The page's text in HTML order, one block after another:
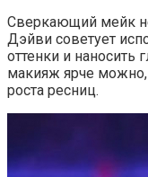
Сверкающий мейк
Дэйви советует
оттенки и наносить
макияж ярче можно,
роста ресниц.